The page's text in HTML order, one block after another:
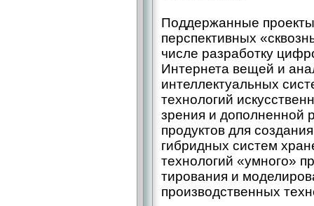
Поддержанные
перспективных
числе разработку
Интернета вещей и
интеллектуаль­ных
технологий
зрения и дополненной
продуктов для
гибридных систем
технологий «умного»
тирования и
производственных